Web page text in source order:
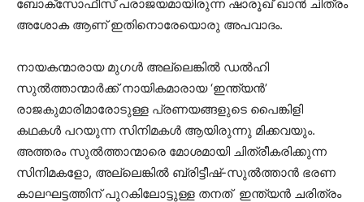
ബോക്സോഫീസ് പരാജയമായിരുന്ന ഷാരൂഖ് ഖാൻ ചിത്രം
അശോക ആണ് ഇതിനൊരേയൊരു അപവാദം.
നായകന്മാരായ മുഗൾ അല്ലെങ്കിൽ ഡൽഹി
സുൽത്താന്മാർക്ക് നായികമാരായ ‘ഇന്ത്യൻ’
രാജകുമാരിമാരോടുള്ള പ്രണയങ്ങളുടെ പൈങ്കിളി
കഥകൾ പറയുന്ന സിനിമകൾ ആയിരുന്നു മിക്കവയും.
അത്തരം സുൽത്താന്മാരെ മോശമായി ചിത്രീകരിക്കുന്ന
സിനിമകളോ, അല്ലെങ്കിൽ ബ്രിട്ടീഷ്-സുൽത്താൻ ഭരണ
കാലഘട്ടത്തിന് പുറകിലോട്ടുള്ള തനത് ഇന്ത്യൻ ചരിത്രം